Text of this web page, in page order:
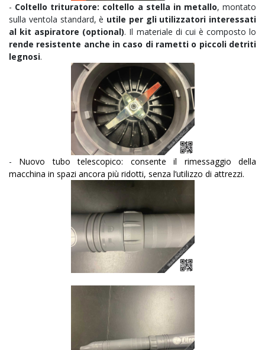
- Coltello trituratore: coltello a stella in metallo, montato
sulla ventola standard, è utile per gli utilizzatori interessati
al kit aspiratore (optional). Il materiale di cui è composto lo
rende resistente anche in caso di rametti o piccoli detriti
legnosi.
- Nuovo tubo telescopico: consente il rimessaggio della
macchina in spazi ancora più ridotti, senza l’utilizzo di attrezzi.